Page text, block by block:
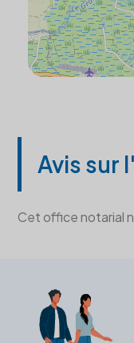
Avis sur
Cet office notarial